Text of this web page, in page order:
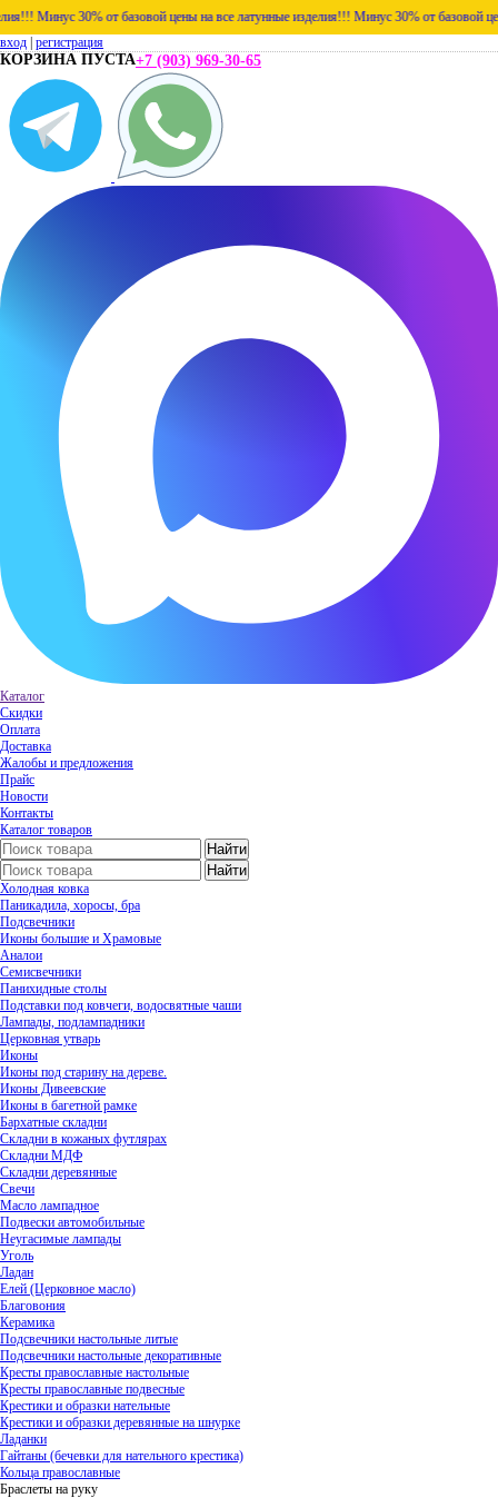
Минус 30% от базовой цены на все латунные изделия!!! Минус 30% от базовой цены
вход регистрация
КОРЗИНА ПУСТА+7 (903) 969-30-65
Каталог
Скидки
Оплата
Доставка
Жалобы и предложения
Прайс
Новости
Контакты
Каталог товаров
Холодная ковка
Паникадила, хоросы, бра
Подсвечники
Иконы большие и Храмовые
Аналои
Семисвечники
Панихидные столы
Подставки под ковчеги, водосвятные чаши
Лампады, подлампадники
Церковная утварь
Иконы
Иконы под старину на дереве.
Иконы Дивеевские
Иконы в багетной рамке
Бархатные складни
Складни в кожаных футлярах
Складни МДФ
Складни деревянные
Свечи
Масло лампадное
Подвески автомобильные
Неугасимые лампады
Уголь
Ладан
Елей (Церковное масло)
Благовония
Керамика
Подсвечники настольные литые
Подсвечники настольные декоративные
Кресты православные настольные
Кресты православные подвесные
Крестики и образки нательные
Крестики и образки деревянные на шнурке
Ладанки
Гайтаны (бечевки для нательного крестика)
Кольца православные
Браслеты на руку